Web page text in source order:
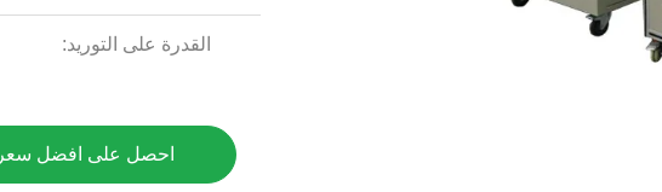
القدرة على التوريد:
احصل على افضل سعر